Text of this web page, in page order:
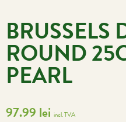
ROUND
PEARL
97.99 lei incl. TVA